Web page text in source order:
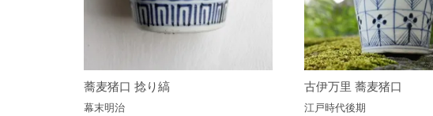
蕎麦猪口 捻り縞
幕末明治
古伊万里 蕎麦猪口
江戸時代後期